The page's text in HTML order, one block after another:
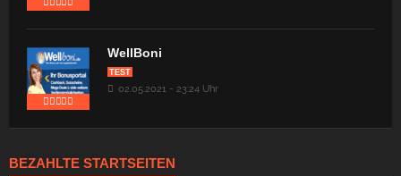
WellBoni
TEST
02.05.2021 - 23:24 Uhr
BEZAHLTE STARTSEITEN